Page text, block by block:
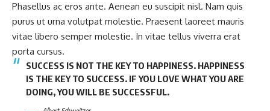
Phasellus ac eros ante. Aenean eu suscipit nisl. Nam quis
purus ut urna volutpat molestie. Praesent laoreet mauris
vitae libero semper molestie. In vitae tellus viverra erat
porta cursus.
SUCCESS IS NOT THE KEY TO HAPPINESS. HAPPINESS
IS THE KEY TO SUCCESS. IF YOU LOVE WHAT YOU ARE
DOING, YOU WILL BE SUCCESSFUL.